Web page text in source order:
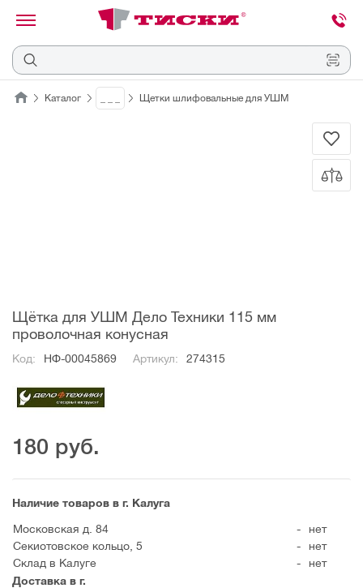
Отмена
Каталог Щетки шлифовальные для УШМ
Щётка для УШМ Дело Техники 115 мм
проволочная конусная
Код: НФ-00045869 Артикул: 274315
180 руб.
Наличие товаров в г. Калуга
Московская д. 84
-
нет
Секиотовское кольцо, 5
-
нет
Склад в Калуге
-
нет
Доставка в г.